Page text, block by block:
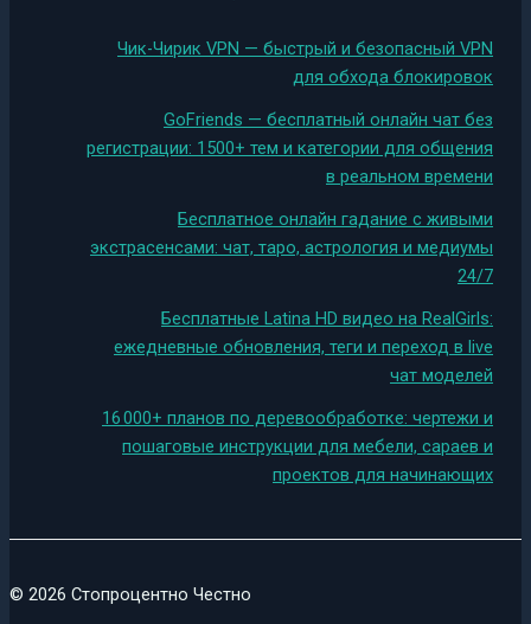
Чик-Чирик VPN — быстрый и безопасный VPN
для обхода блокировок
GoFriends — бесплатный онлайн чат без
регистрации: 1500+ тем и категории для общения
в реальном времени
Бесплатное онлайн гадание с живыми
экстрасенсами: чат, таро, астрология и медиумы
24/7
Бесплатные Latina HD видео на RealGirls:
ежедневные обновления, теги и переход в live
чат моделей
16 000+ планов по деревообработке: чертежи и
пошаговые инструкции для мебели, сараев и
проектов для начинающих
© 2026 Стопроцентно Честно